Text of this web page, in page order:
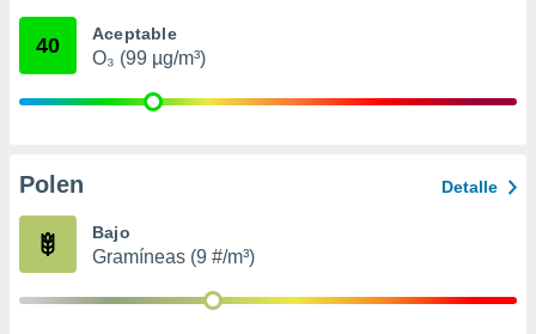
mediante
publicidad
de
40 Aceptable
O₃ (99 µg/m³)
Polen Detalle
Bajo
Gramíneas (9 #/m³)